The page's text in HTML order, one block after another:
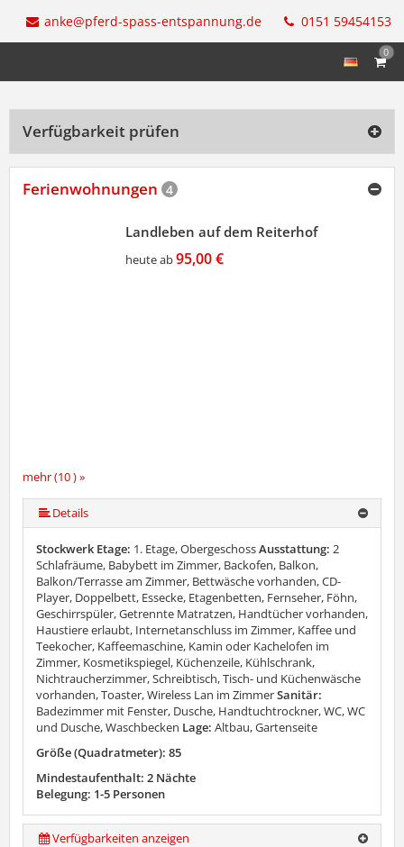
anke@pferd-spass-entspannung.de 0151 59454153
0
Verfügbarkeit prüfen
Ferienwohnungen 4
mehr (10 ) »
mehr (10 ) »
mehr (10 ) »
mehr (10 ) »
mehr (10 ) »
mehr (10 ) »
mehr (10 ) »
Landleben auf dem Reiterhof
heute ab95,00 €
Details
Stockwerk Etage: 1. Etage, ObergeschossAusstattung: 2
Schlafräume, Babybett im Zimmer, Backofen, Balkon,
Balkon/Terrasse am Zimmer, Bettwäsche vorhanden, CD-
Player, Doppelbett, Essecke, Etagenbetten, Fernseher, Föhn,
Geschirrspüler, Getrennte Matratzen, Handtücher vorhanden,
Haustiere erlaubt, Internetanschluss im Zimmer, Kaffee und
Teekocher, Kaffeemaschine, Kamin oder Kachelofen im
Zimmer, Kosmetikspiegel, Küchenzeile, Kühlschrank,
Nichtraucherzimmer, Schreibtisch, Tisch- und Küchenwäsche
vorhanden, Toaster, Wireless Lan im ZimmerSanitär:
Badezimmer mit Fenster, Dusche, Handtuchtrockner, WC, WC
und Dusche, Waschbecken Lage: Altbau, Gartenseite
Größe (Quadratmeter): 85
Mindestaufenthalt: 2 Nächte
Belegung: 1-5 Personen
Verfügbarkeiten anzeigen